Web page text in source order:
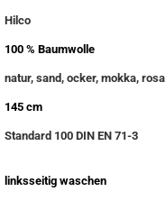
Hilco
100 % Baumwolle
natur, sand, ocker, mokka, rosa
145 cm
Standard 100 DIN EN 71-3
linksseitig waschen